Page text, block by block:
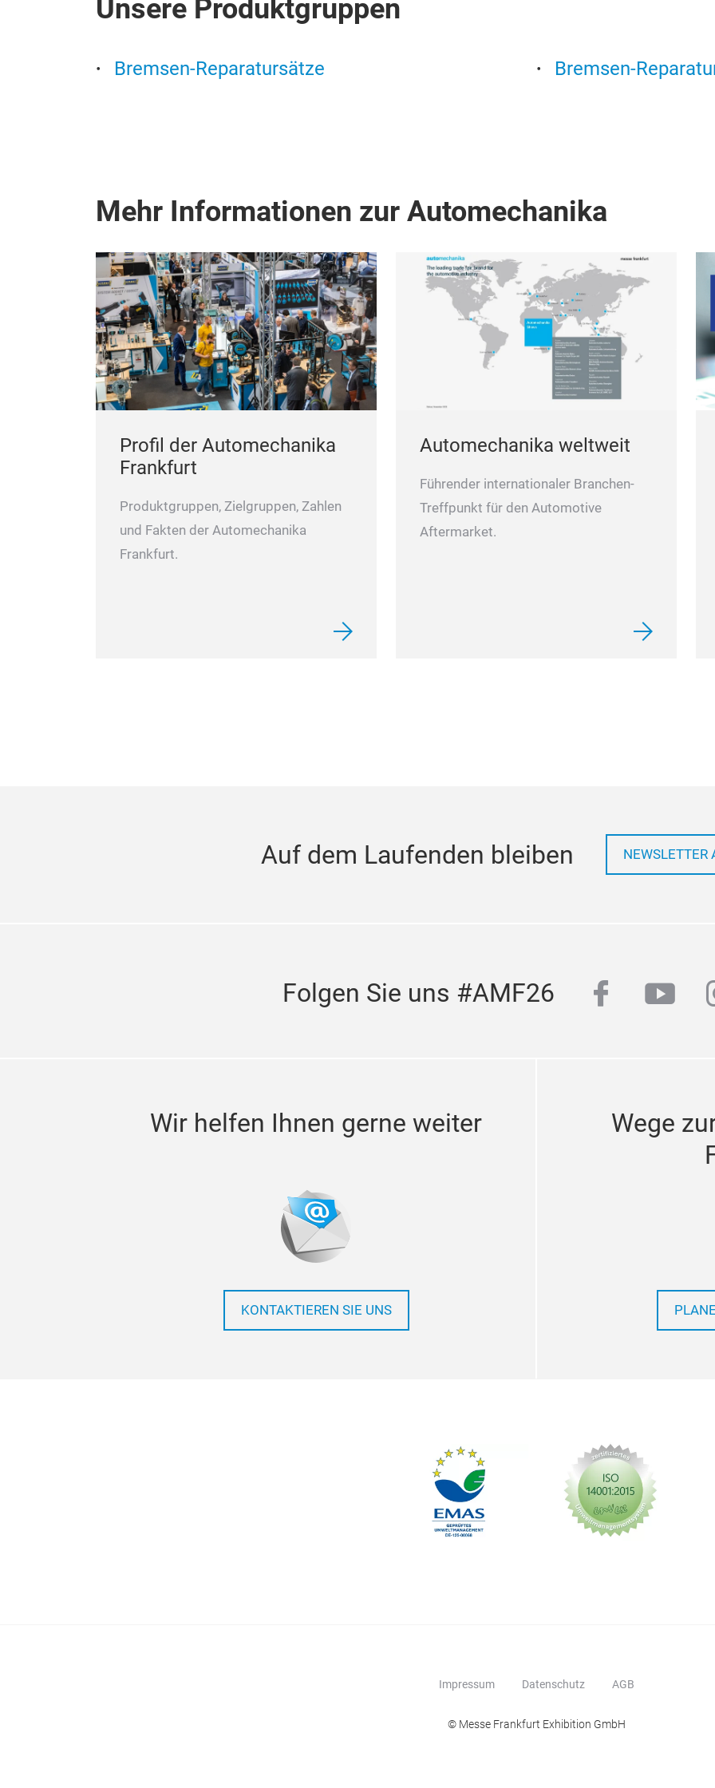
Unsere Produktgruppen
Bremsen-Reparatursätze Bremsen-
Mehr Informationen zur Automechanika
Profil der Automechanika
Frankfurt
Produktgruppen, Zielgruppen, Zahlen
und Fakten der Automechanika
Frankfurt.
Automechanika weltweit
Führender internationaler Branchen-
Treffpunkt für den Automotive
Aftermarket.
Auf dem Laufenden bleiben NEWSLETTER
Folgen Sie uns #AMF26 facebook
Wir helfen Ihnen gerne weiter
KONTAKTIEREN SIE UNS
Wege
Impressum Datenschutz AGB
© Messe Frankfurt Exhibition GmbH